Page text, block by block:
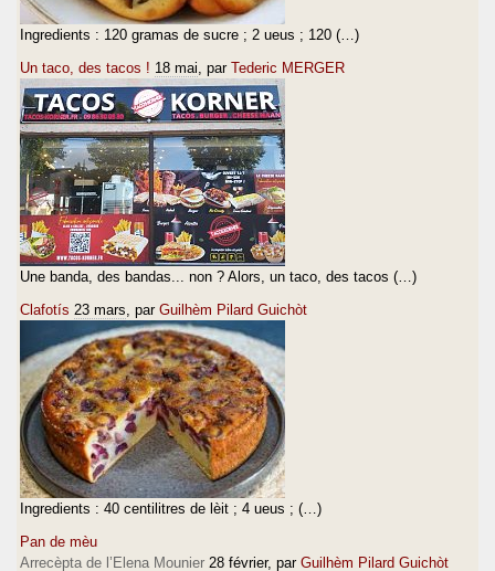
Ingredients : 120 gramas de sucre ; 2 ueus ; 120 (…)
Un taco, des tacos ! 18 mai , par Tederic MERGER
Une banda, des bandas... non ? Alors, un taco, des tacos (…)
Clafotís 23 mars , par Guilhèm Pilard Guichòt
Ingredients : 40 centilitres de lèit ; 4 ueus ; (…)
Pan de mèu
Arrecèpta de l’Elena Mounier 28 février, par Guilhèm Pilard Guichòt